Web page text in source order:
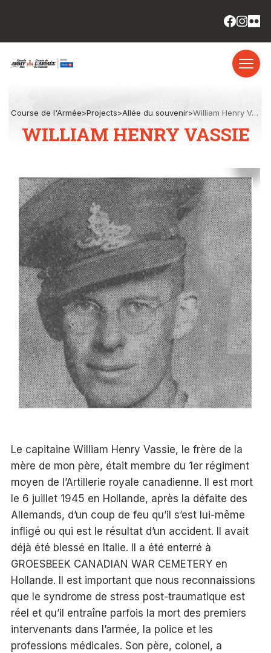
Course de l'Armée>Projects>Allée du souvenir> William Henry Vassie
WILLIAM HENRY VASSIE
Le capitaine William Henry Vassie, le frère de la
mère de mon père, était membre du 1er régiment
moyen de l’Artillerie royale canadienne. Il est mort
le 6 juillet 1945 en Hollande, après la défaite des
Allemands, d’un coup de feu qu’il s’est lui-même
infligé ou qui est le résultat d’un accident. Il avait
déjà été blessé en Italie. Il a été enterré à
GROESBEEK CANADIAN WAR CEMETERY en
Hollande. Il est important que nous reconnaissions
que le syndrome de stress post-traumatique est
réel et qu’il entraîne parfois la mort des premiers
intervenants dans l’armée, la police et les
professions médicales. Son père, colonel, a